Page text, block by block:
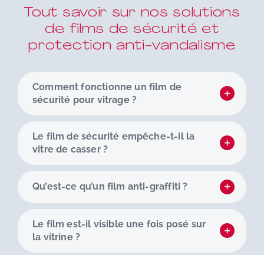
Tout savoir sur nos solutions
de films de sécurité et
protection anti-vandalisme
Comment fonctionne un film de
sécurité pour vitrage ?
Le film de sécurité empêche-t-il la
vitre de casser ?
Qu’est-ce qu’un film anti-graffiti ?
Le film est-il visible une fois posé sur
la vitrine ?